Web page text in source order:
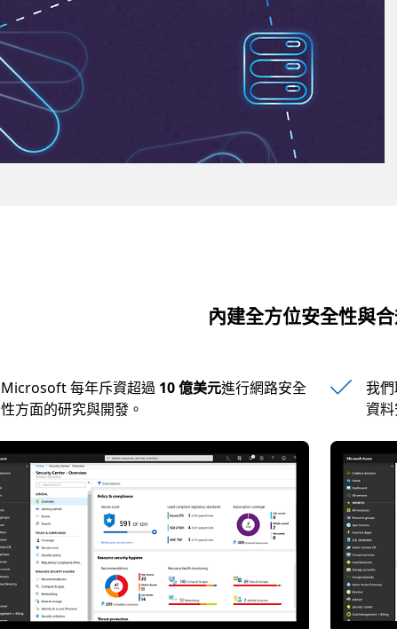
內建全方位安全性與
Microsoft 每年斥資超過 10 億美元進行網路安全
性方面的研究與開發。
我
資